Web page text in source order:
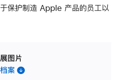
于保护制造 Apple 产品的员工以
图片
案